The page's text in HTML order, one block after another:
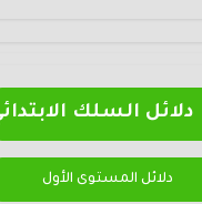
دلائل السلك
دلائل المستوى الأول